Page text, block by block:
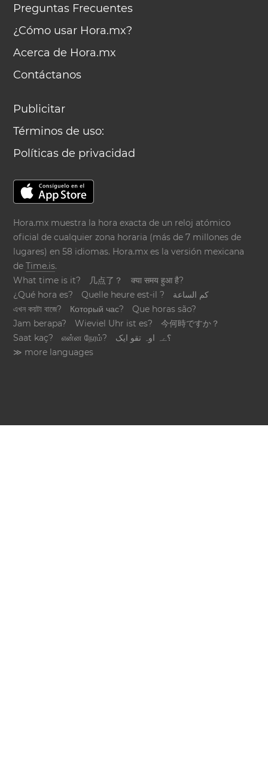
Preguntas Frecuentes
¿Cómo usar Hora.mx?
Acerca de Hora.mx
Contáctanos
Publicitar
Términos de uso:
Políticas de privacidad
Hora.mx muestra la hora exacta de un reloj atómico
oficial de cualquier zona horaria (más de 7 millones de
lugares) en 58 idiomas. Hora.mx es la versión mexicana
deTime.is.
What time is it?
几点了？
क्या समय हुआ है?
¿Qué hora es?
Quelle heure est-il ?
كم الساعة
এখন কয়টা বাজে?
Который час?
Que horas são?
Jam berapa?
Wieviel Uhr ist es?
今何時ですか？
Saat kaç?
என்ன நேரம்?
؟ےہ اوہ تقو ایک
≫ more languages